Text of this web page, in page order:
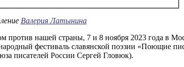
Валерия Латынина
нашей страны, 7 и 8 ноября 2023 года в
фестиваль славянской поэзии «Поющие
писателей России Сергей Гловюк).